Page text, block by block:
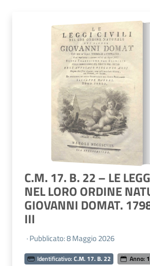
C.M. 17. B. 22 – LE
NEL LORO ORDINE
GIOVANNI DOMAT.
III
· Pubblicato: 8 Maggio 2026
Identificativo: C.M. 17. B. 22 Anno: